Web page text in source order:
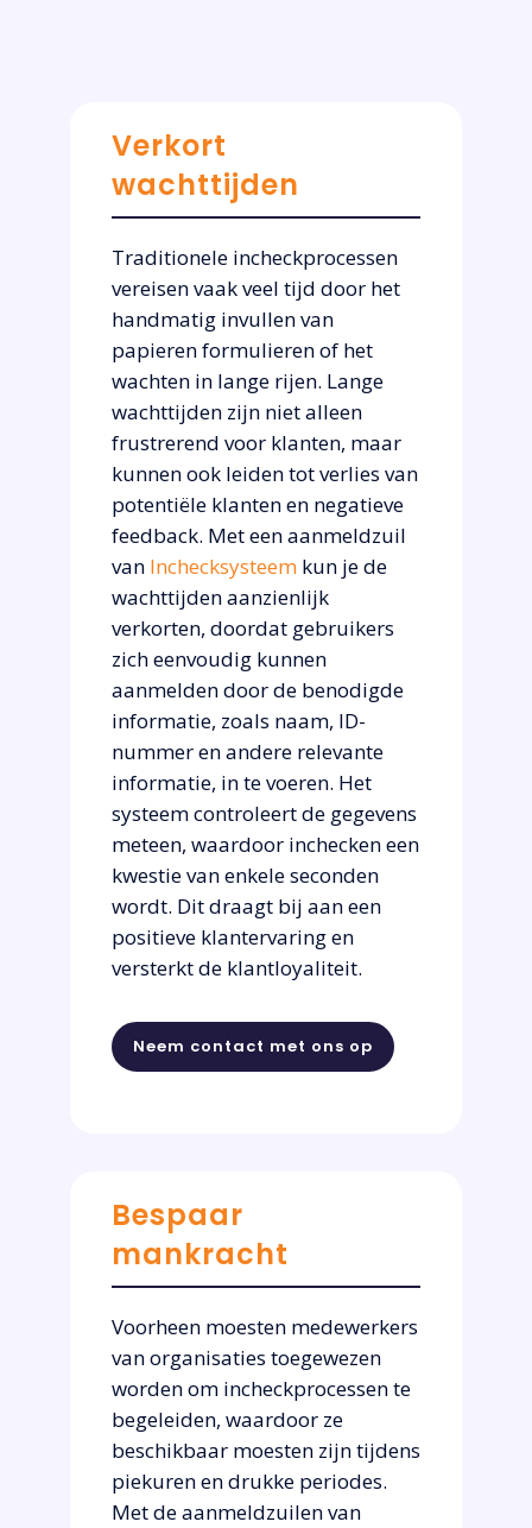
Verkort
wachttijden
Traditionele incheckprocessen
vereisen vaak veel tijd door het
handmatig invullen van
papieren formulieren of het
wachten in lange rijen. Lange
wachttijden zijn niet alleen
frustrerend voor klanten, maar
kunnen ook leiden tot verlies van
potentiële klanten en negatieve
feedback. Met een aanmeldzuil
van Inchecksysteem kun je de
wachttijden aanzienlijk
verkorten, doordat gebruikers
zich eenvoudig kunnen
aanmelden door de benodigde
informatie, zoals naam, ID-
nummer en andere relevante
informatie, in te voeren. Het
systeem controleert de gegevens
meteen, waardoor inchecken een
kwestie van enkele seconden
wordt. Dit draagt bij aan een
positieve klantervaring en
versterkt de klantloyaliteit.
Neem contact met ons op
Bespaar
mankracht
Voorheen moesten medewerkers
van organisaties toegewezen
worden om incheckprocessen te
begeleiden, waardoor ze
beschikbaar moesten zijn tijdens
piekuren en drukke periodes.
Met de aanmeldzuilen van